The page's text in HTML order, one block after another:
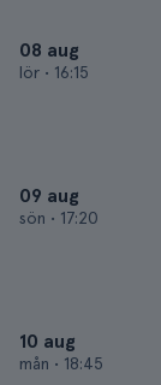
08 aug
lör • 16:15
09 aug
sön • 17:20
10 aug
mån • 18:45